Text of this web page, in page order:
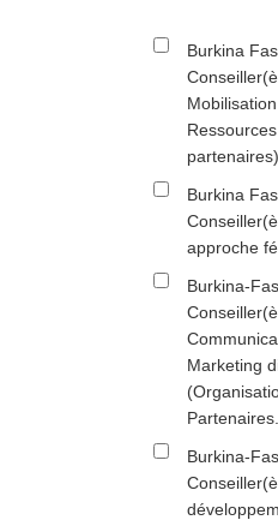
Burkina
Burkina
approche
Burkina-
Marketing
Burkina-